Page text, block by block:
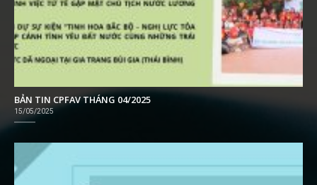
BẢN TIN CPFAV THÁNG 04/2025
15/05/2025